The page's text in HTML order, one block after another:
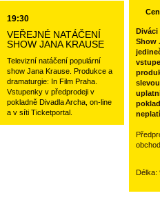
19:30
VEŘEJNÉ NATÁČENÍ
SHOW JANA KRAUSE
Televizní natáčení populární
show Jana Krause. Produkce a
dramaturgie: In Film Praha.
Vstupenky v předprodeji v
pokladně Divadla Archa, on-line
a v síti Ticketportal.
Diváci
Show
Délka: